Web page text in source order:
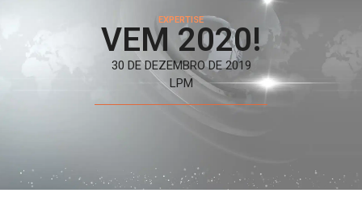
EXPERTISE
VEM 2020!
30 DE DEZEMBRO DE 2019
LPM